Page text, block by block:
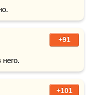
+91
него.
+101